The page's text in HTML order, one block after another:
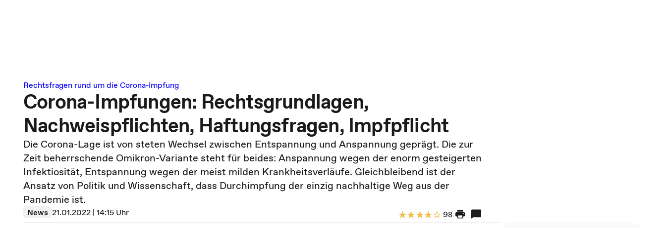
Rechtsfragen rund um die Corona-Impfung
Corona-Impfungen: Rechtsgrundlagen,
Nachweispflichten, Haftungsfragen, Impfpflicht
Die Corona-Lage ist von steten Wechsel zwischen Entspannung und Anspannung geprägt. Die zur
Zeit beherrschende Omikron-Variante steht für beides: Anspannung wegen der enorm gesteigerten
Infektiosität, Entspannung wegen der meist milden Krankheitsverläufe. Gleichbleibend ist der
Ansatz von Politik und Wissenschaft, dass Durchimpfung der einzig nachhaltige Weg aus der
Pandemie ist.
News 21.01.2022 | 14:15 Uhr 98